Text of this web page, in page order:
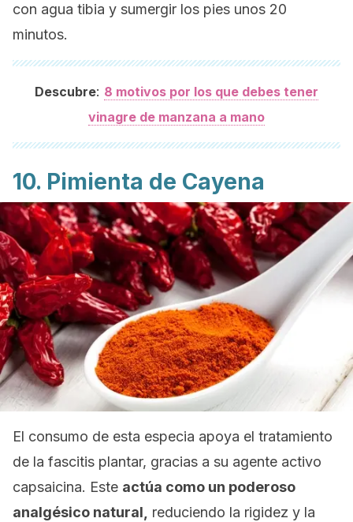
con agua tibia y sumergir los pies unos 20
minutos.
Descubre: 8 motivos por los que debes tener
vinagre de manzana a mano
10. Pimienta de Cayena
El consumo de esta especia apoya el tratamiento
de la fascitis plantar, gracias a su agente activo
capsaicina. Este actúa como un poderoso
analgésico natural,
reduciendo la rigidez y la